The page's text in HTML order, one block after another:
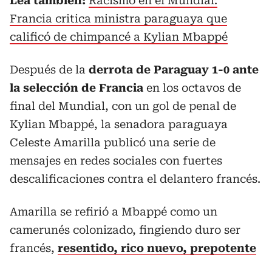
Francia critica ministra paraguaya que
calificó de chimpancé a Kylian Mbappé
Después de la derrota de Paraguay 1-0 ante
la selección de Francia en los octavos de
final del Mundial, con un gol de penal de
Kylian Mbappé, la senadora paraguaya
Celeste Amarilla publicó una serie de
mensajes en redes sociales con fuertes
descalificaciones contra el delantero francés.
Amarilla se refirió a Mbappé como un
camerunés colonizado, fingiendo duro ser
francés, resentido, rico nuevo, prepotente